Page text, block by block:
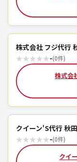
株式会社 フジ代行
★★★★★-(0件)
株式会
クイーン'S代行 秋
★★★★★-(0件)
クイ